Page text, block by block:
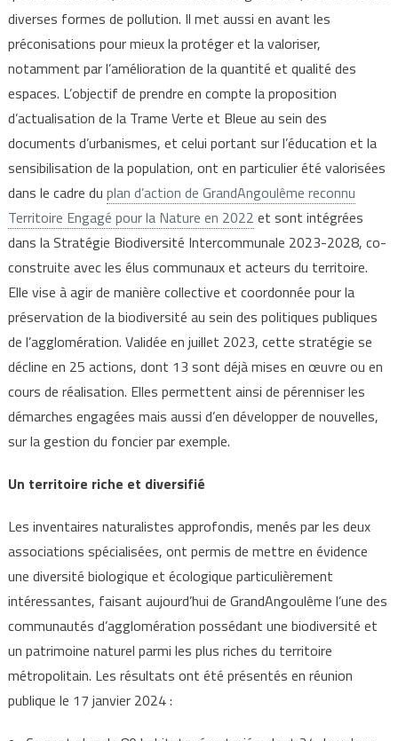
diverses formes de pollution. Il met aussi en avant les
préconisations pour mieux la protéger et la valoriser,
notamment par l’amélioration de la quantité et qualité des
espaces. L’objectif de prendre en compte la proposition
d’actualisation de la Trame Verte et Bleue au sein des
documents d’urbanismes, et celui portant sur l’éducation et la
sensibilisation de la population, ont en particulier été valorisées
dans le cadre du plan d’action de GrandAngoulême reconnu
Territoire Engagé pour la Nature en 2022 et sont intégrées
dans la Stratégie Biodiversité Intercommunale 2023-2028, co-
construite avec les élus communaux et acteurs du territoire.
Elle vise à agir de manière collective et coordonnée pour la
préservation de la biodiversité au sein des politiques publiques
de l’agglomération. Validée en juillet 2023, cette stratégie se
décline en 25 actions, dont 13 sont déjà mises en œuvre ou en
cours de réalisation. Elles permettent ainsi de pérenniser les
démarches engagées mais aussi d’en développer de nouvelles,
sur la gestion du foncier par exemple.
Un territoire riche et diversifié
Les inventaires naturalistes approfondis, menés par les deux
associations spécialisées, ont permis de mettre en évidence
une diversité biologique et écologique particulièrement
intéressantes, faisant aujourd’hui de GrandAngoulême l’une des
communautés d’agglomération possédant une biodiversité et
un patrimoine naturel parmi les plus riches du territoire
métropolitain. Les résultats ont été présentés en réunion
publique le 17 janvier 2024 :